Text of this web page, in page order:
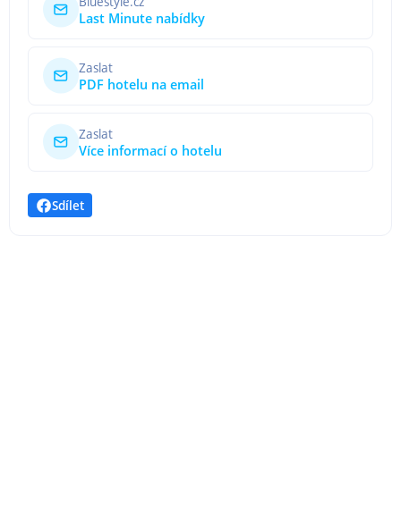
Last Minute nabídky
Zaslat
PDF hotelu na email
Zaslat
Více informací o hotelu
Sdílet